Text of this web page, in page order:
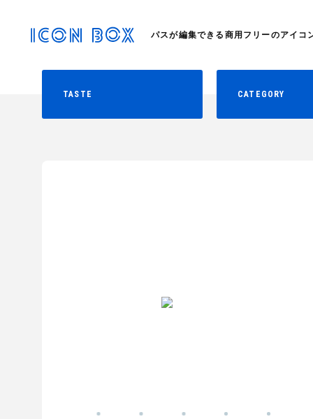
パスが編集できる商用フリーのアイコ
TASTE CATEGORY